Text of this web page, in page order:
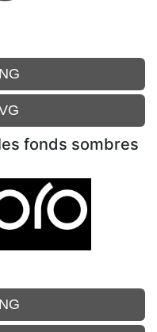
fonds sombres